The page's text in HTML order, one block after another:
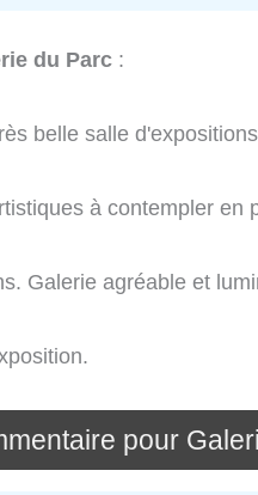
du Parc :
belle salle
à contempler en
Galerie agréable et
pour